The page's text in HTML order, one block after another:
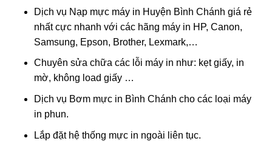
Dịch vụ Nạp mực máy in Huyện Bình Chánh giá rẻ
nhất cực nhanh với các hãng máy in HP, Canon,
Samsung, Epson, Brother, Lexmark,…
Chuyên sửa chữa các lỗi máy in như: kẹt giấy, in
mờ, không load giấy …
Dịch vụ Bơm mực in Bình Chánh cho các loại máy
in phun.
Lắp đặt hệ thống mực in ngoài liên tục.